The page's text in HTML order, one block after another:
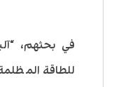
في بحثهم،
للطاقة